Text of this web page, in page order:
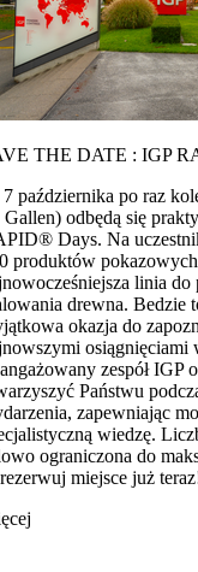
THE DATE : IGP
października po raz
Gallen) odbędą się
Days. Na
produktów
linia do
drewna. Bedzie
okazja do
osiągnięciami
zespół IGP
Państwu
zapewniając
wiedzę.
ograniczona do
miejsce już